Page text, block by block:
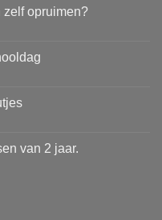
zelf opruimen?
van 2 jaar.